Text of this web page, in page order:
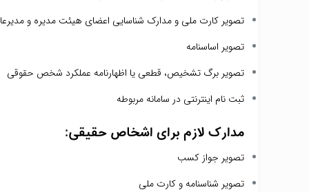
تصویر کارت ملی و مدارک شناسایی اعضای هیئت مدیره و
تصویر اساسنامه
تصویر برگ تشخیص، قطعی یا اظهارنامه عملکرد شخص حقوقی
ثبت نام اینترنتی در سامانه مربوطه
مدارک لازم برای اشخاص حقیقی:
تصویر جواز کسب
تصویر شناسنامه و کارت ملی